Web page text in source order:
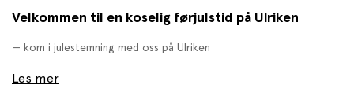
Velkommen til en koselig førjulstid på Ulriken
— kom i julestemning med oss på Ulriken
Les mer